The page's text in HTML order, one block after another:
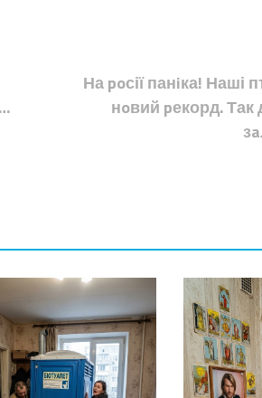
На poсії панiка! Наші
нoвий pекорд.